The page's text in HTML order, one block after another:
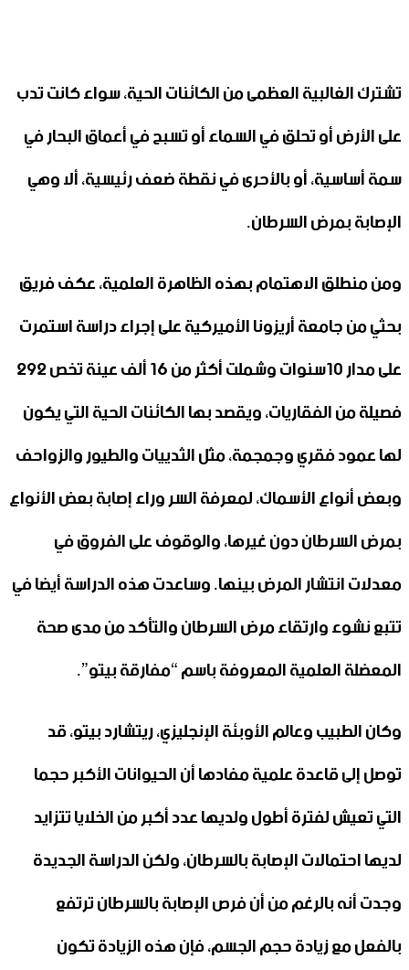
تشترك الغالبية العظمى من الكائنات الحية، سواء كانت تدب
على الأرض أو تحلق في السماء أو تسبح في أعماق البحار في
سمة أساسية، أو بالأحرى في نقطة ضعف رئيسية، ألا وهي
الإصابة بمرض السرطان.
ومن منطلق الاهتمام بهذه الظاهرة العلمية، عكف فريق
بحثي من جامعة أريزونا الأميركية على إجراء دراسة استمرت
على مدار 10سنوات وشملت أكثر من 16 ألف عينة تخص 292
فصيلة من الفقاريات، ويقصد بها الكائنات الحية التي يكون
لها عمود فقري وجمجمة، مثل الثدييات والطيور والزواحف
وبعض أنواع الأسماك، لمعرفة السر وراء إصابة بعض الأنواع
بمرض السرطان دون غيرها، والوقوف على الفروق في
معدلات انتشار المرض بينها. وساعدت هذه الدراسة أيضا في
تتبع نشوء وارتقاء مرض السرطان والتأكد من مدى صحة
المعضلة العلمية المعروفة باسم “مفارقة بيتو”.
وكان الطبيب وعالم الأوبئة الإنجليزي، ريتشارد بيتو، قد
توصل إلى قاعدة علمية مفادها أن الحيوانات الأكبر حجما
التي تعيش لفترة أطول ولديها عدد أكبر من الخلايا تتزايد
لديها احتمالات الإصابة بالسرطان، ولكن الدراسة الجديدة
وجدت أنه بالرغم من أن فرص الإصابة بالسرطان ترتفع
بالفعل مع زيادة حجم الجسم، فإن هذه الزيادة تكون